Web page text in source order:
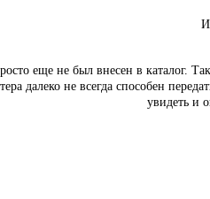
еще не был внесен в каталог.
далеко не всегда способен
увидеть и